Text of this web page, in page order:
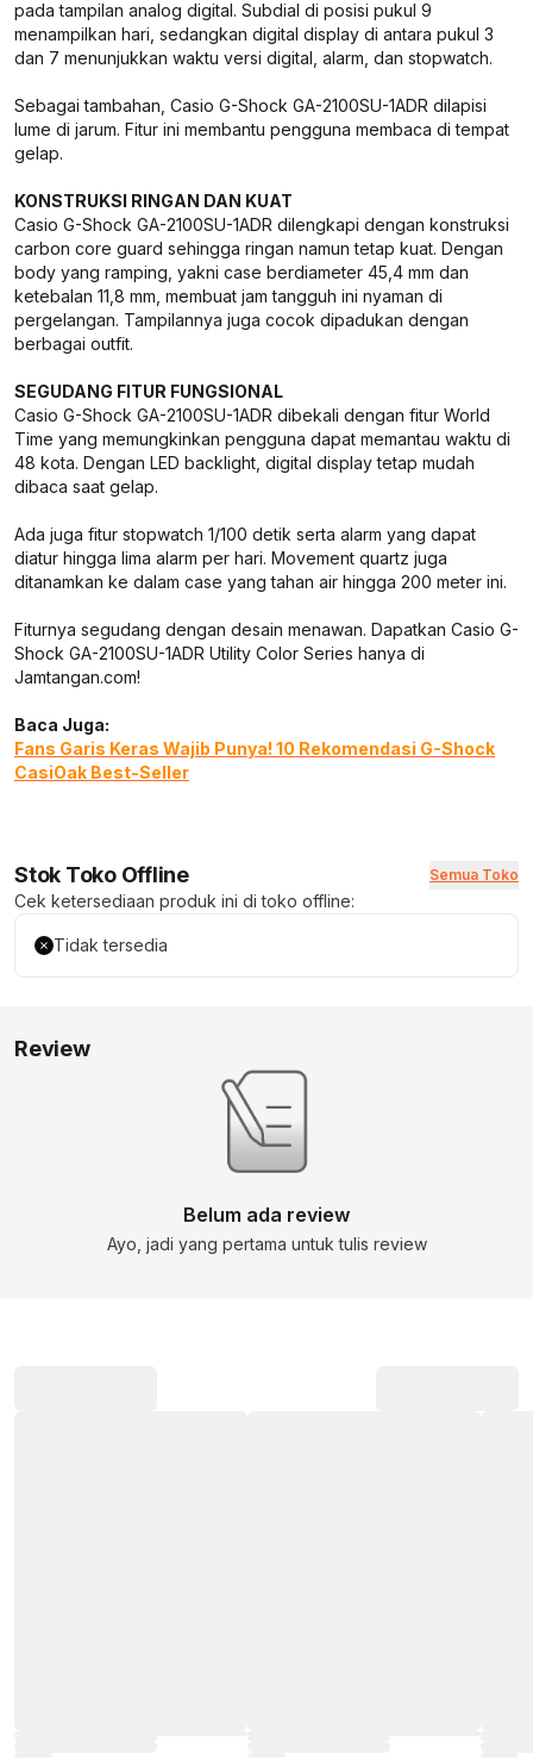
pada tampilan analog digital. Subdial di posisi pukul 9
menampilkan hari, sedangkan digital display di antara pukul 3
dan 7 menunjukkan waktu versi digital, alarm, dan stopwatch.
Sebagai tambahan, Casio G-Shock GA-2100SU-1ADR dilapisi
lume di jarum. Fitur ini membantu pengguna membaca di tempat
gelap.
KONSTRUKSI RINGAN DAN KUAT
Casio G-Shock GA-2100SU-1ADR dilengkapi dengan konstruksi
carbon core guard sehingga ringan namun tetap kuat. Dengan
body yang ramping, yakni case berdiameter 45,4 mm dan
ketebalan 11,8 mm, membuat jam tangguh ini nyaman di
pergelangan. Tampilannya juga cocok dipadukan dengan
berbagai outfit.
SEGUDANG FITUR FUNGSIONAL
Casio G-Shock GA-2100SU-1ADR dibekali dengan fitur World
Time yang memungkinkan pengguna dapat memantau waktu di
48 kota. Dengan LED backlight, digital display tetap mudah
dibaca saat gelap.
Ada juga fitur stopwatch 1/100 detik serta alarm yang dapat
diatur hingga lima alarm per hari. Movement quartz juga
ditanamkan ke dalam case yang tahan air hingga 200 meter ini.
Fiturnya segudang dengan desain menawan. Dapatkan Casio G-
Shock GA-2100SU-1ADR Utility Color Series hanya di
Jamtangan.com!
Baca Juga:
Fans Garis Keras Wajib Punya! 10 Rekomendasi G-Shock
CasiOak Best-Seller
Stok Toko Offline Semua Toko
Cek ketersediaan produk ini di toko offline:
Tidak tersedia
Review
Belum ada review
Ayo, jadi yang pertama untuk tulis review